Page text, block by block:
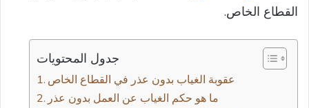
القطاع الخاص.
جدول المحتويات
عقوبة الغياب بدون عذر في القطاع الخاص
ما هو حكم الغياب عن العمل بدون عذر